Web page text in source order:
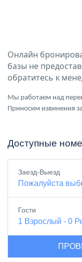
Онлайн
базы не
обратитесь к
Мы работаем над
Приносим извинения
Доступные
Заезд-Выезд
Пожалуйста
Гости
1 Взрослый - 0